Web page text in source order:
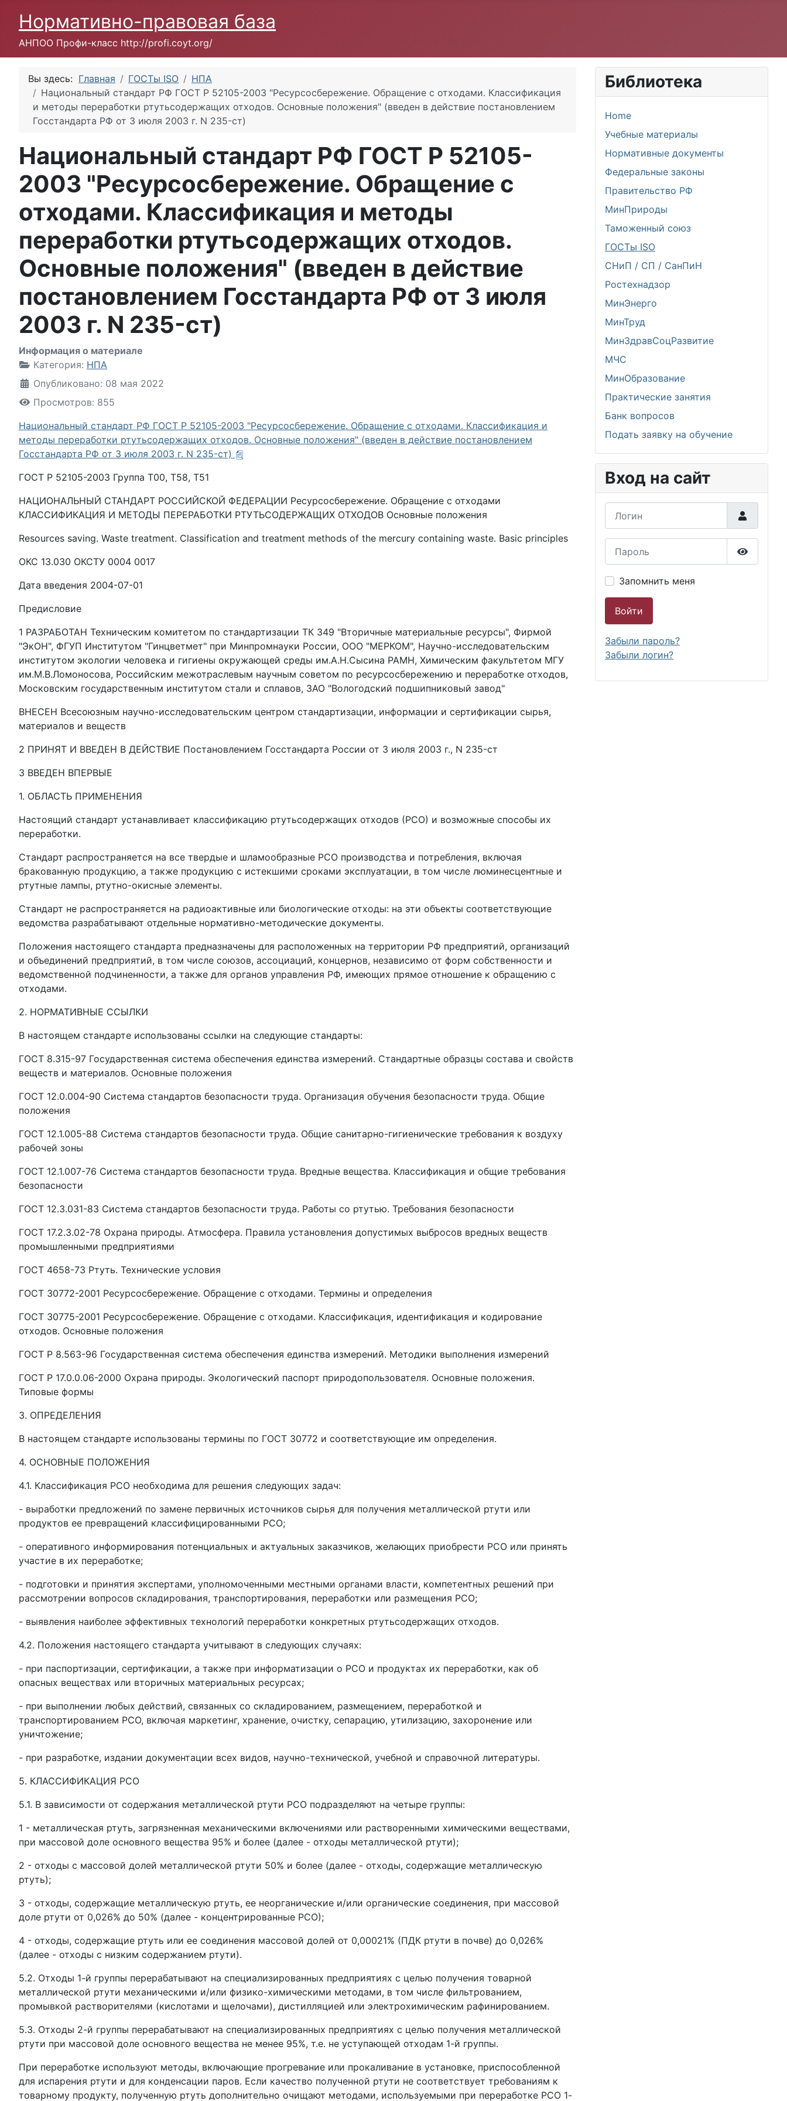
Нормативно-правовая база
АНПОО Профи-класс http://profi.coyt.org/
Вы здесь: Главная ГОСТы ISO
НПА
Национальный стандарт РФ ГОСТ Р 52105-2003 "Ресурсосбережение. Обращение с отходами. Классификация
и методы переработки ртутьсодержащих отходов. Основные положения" (введен в действие постановлением
Госстандарта РФ от 3 июля 2003 г. N 235-ст)
Национальный стандарт РФ ГОСТ Р 52105-
2003 "Ресурсосбережение. Обращение с
отходами. Классификация и методы
переработки ртутьсодержащих отходов.
Основные положения" (введен в действие
постановлением Госстандарта РФ от 3 июля
2003 г. N 235-ст)
Информация о материале
Категория: НПА
Опубликовано: 08 мая 2022
Просмотров: 855
Национальный стандарт РФ ГОСТ Р 52105-2003 "Ресурсосбережение. Обращение с отходами. Классификация и
методы переработки ртутьсодержащих отходов. Основные положения" (введен в действие постановлением
Госстандарта РФ от 3 июля 2003 г. N 235-ст)
ГОСТ Р 52105-2003 Группа Т00, Т58, Т51
НАЦИОНАЛЬНЫЙ СТАНДАРТ РОССИЙСКОЙ ФЕДЕРАЦИИ Ресурсосбережение. Обращение с отходами
КЛАССИФИКАЦИЯ И МЕТОДЫ ПЕРЕРАБОТКИ РТУТЬСОДЕРЖАЩИХ ОТХОДОВ Основные положения
Resources saving. Waste treatment. Classification and treatment methods of the mercury containing waste. Basic principles
ОКС 13.030 ОКСТУ 0004 0017
Дата введения 2004-07-01
Предисловие
1 РАЗРАБОТАН Техническим комитетом по стандартизации ТК 349 "Вторичные материальные ресурсы", Фирмой
"ЭкОН", ФГУП Институтом "Гинцветмет" при Минпромнауки России, ООО "МЕРКОМ", Научно-исследовательским
институтом экологии человека и гигиены окружающей среды им.А.Н.Сысина РАМН, Химическим факультетом МГУ
им.М.В.Ломоносова, Российским межотраслевым научным советом по ресурсосбережению и переработке отходов,
Московским государственным институтом стали и сплавов, ЗАО "Вологодский подшипниковый завод"
ВНЕСЕН Всесоюзным научно-исследовательским центром стандартизации, информации и сертификации сырья,
материалов и веществ
2 ПРИНЯТ И ВВЕДЕН В ДЕЙСТВИЕ Постановлением Госстандарта России от 3 июля 2003 г., N 235-ст
3 ВВЕДЕН ВПЕРВЫЕ
1. ОБЛАСТЬ ПРИМЕНЕНИЯ
Настоящий стандарт устанавливает классификацию ртутьсодержащих отходов (РСО) и возможные способы их
переработки.
Стандарт распространяется на все твердые и шламообразные РСО производства и потребления, включая
бракованную продукцию, а также продукцию с истекшими сроками эксплуатации, в том числе люминесцентные и
ртутные лампы, ртутно-окисные элементы.
Стандарт не распространяется на радиоактивные или биологические отходы: на эти объекты соответствующие
ведомства разрабатывают отдельные нормативно-методические документы.
Положения настоящего стандарта предназначены для расположенных на территории РФ предприятий, организаций
и объединений предприятий, в том числе союзов, ассоциаций, концернов, независимо от форм собственности и
ведомственной подчиненности, а также для органов управления РФ, имеющих прямое отношение к обращению с
отходами.
2. НОРМАТИВНЫЕ ССЫЛКИ
В настоящем стандарте использованы ссылки на следующие стандарты:
ГОСТ 8.315-97 Государственная система обеспечения единства измерений. Стандартные образцы состава и свойств
веществ и материалов. Основные положения
ГОСТ 12.0.004-90 Система стандартов безопасности труда. Организация обучения безопасности труда. Общие
положения
ГОСТ 12.1.005-88 Система стандартов безопасности труда. Общие санитарно-гигиенические требования к воздуху
рабочей зоны
ГОСТ 12.1.007-76 Система стандартов безопасности труда. Вредные вещества. Классификация и общие требования
безопасности
ГОСТ 12.3.031-83 Система стандартов безопасности труда. Работы со ртутью. Требования безопасности
ГОСТ 17.2.3.02-78 Охрана природы. Атмосфера. Правила установления допустимых выбросов вредных веществ
промышленными предприятиями
ГОСТ 4658-73 Ртуть. Технические условия
ГОСТ 30772-2001 Ресурсосбережение. Обращение с отходами. Термины и определения
ГОСТ 30775-2001 Ресурсосбережение. Обращение с отходами. Классификация, идентификация и кодирование
отходов. Основные положения
ГОСТ Р 8.563-96 Государственная система обеспечения единства измерений. Методики выполнения измерений
ГОСТ Р 17.0.0.06-2000 Охрана природы. Экологический паспорт природопользователя. Основные положения.
Типовые формы
3. ОПРЕДЕЛЕНИЯ
В настоящем стандарте использованы термины по ГОСТ 30772 и соответствующие им определения.
4. ОСНОВНЫЕ ПОЛОЖЕНИЯ
4.1. Классификация РСО необходима для решения следующих задач:
- выработки предложений по замене первичных источников сырья для получения металлической ртути или
продуктов ее превращений классифицированными РСО;
- оперативного информирования потенциальных и актуальных заказчиков, желающих приобрести РСО или принять
участие в их переработке;
- подготовки и принятия экспертами, уполномоченными местными органами власти, компетентных решений при
рассмотрении вопросов складирования, транспортирования, переработки или размещения РСО;
- выявления наиболее эффективных технологий переработки конкретных ртутьсодержащих отходов.
4.2. Положения настоящего стандарта учитывают в следующих случаях:
- при паспортизации, сертификации, а также при информатизации о РСО и продуктах их переработки, как об
опасных веществах или вторичных материальных ресурсах;
- при выполнении любых действий, связанных со складированием, размещением, переработкой и
транспортированием РСО, включая маркетинг, хранение, очистку, сепарацию, утилизацию, захоронение или
уничтожение;
- при разработке, издании документации всех видов, научно-технической, учебной и справочной литературы.
5. КЛАССИФИКАЦИЯ РСО
5.1. В зависимости от содержания металлической ртути РСО подразделяют на четыре группы:
1 - металлическая ртуть, загрязненная механическими включениями или растворенными химическими веществами,
при массовой доле основного вещества 95% и более (далее - отходы металлической ртути);
2 - отходы с массовой долей металлической ртути 50% и более (далее - отходы, содержащие металлическую
ртуть);
3 - отходы, содержащие металлическую ртуть, ее неорганические и/или органические соединения, при массовой
доле ртути от 0,026% до 50% (далее - концентрированные РСО);
4 - отходы, содержащие ртуть или ее соединения массовой долей от 0,00021% (ПДК ртути в почве) до 0,026%
(далее - отходы с низким содержанием ртути).
5.2. Отходы 1-й группы перерабатывают на специализированных предприятиях с целью получения товарной
металлической ртути механическими и/или физико-химическими методами, в том числе фильтрованием,
промывкой растворителями (кислотами и щелочами), дистилляцией или электрохимическим рафинированием.
5.3. Отходы 2-й группы перерабатывают на специализированных предприятиях с целью получения металлической
ртути при массовой доле основного вещества не менее 95%, т.е. не уступающей отходам 1-й группы.
При переработке используют методы, включающие прогревание или прокаливание в установке, приспособленной
для испарения ртути и для конденсации паров. Если качество полученной ртути не соответствует требованиям к
товарному продукту, полученную ртуть дополнительно очищают методами, используемыми при переработке РСО 1-
Библиотека
Home
Учебные материалы
Нормативные документы
Федеральные законы
Правительство РФ
МинПрироды
Таможенный союз
ГОСТы ISO
СНиП / СП / СанПиН
Ростехнадзор
МинЭнерго
МинТруд
МинЗдравСоцРазвитие
МЧС
МинОбразование
Практические занятия
Банк вопросов
Подать заявку на обучение
Вход на сайт
Запомнить меня
Войти
Забыли пароль?
Забыли логин?